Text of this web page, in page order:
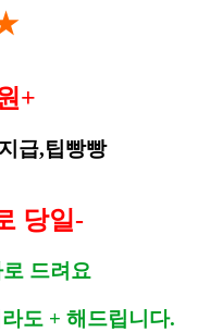
+
급,팁빵빵
당일-
드려요
도 + 해드립니다.